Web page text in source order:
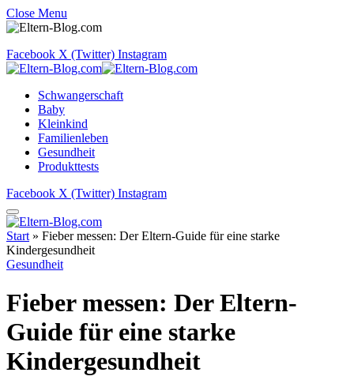
Close Menu
Facebook X (Twitter) Instagram
Schwangerschaft
Baby
Kleinkind
Familienleben
Gesundheit
Produkttests
Facebook X (Twitter) Instagram
Start » Fieber messen: Der Eltern-Guide für eine starke
Kindergesundheit
Gesundheit
Fieber messen: Der Eltern-
Guide für eine starke
Kindergesundheit